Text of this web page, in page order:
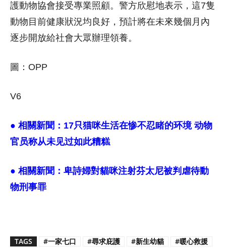
護動物協會接受專業照顧。警方欣慰地表示，這7隻
動物目前健康狀況均良好，預計將在未來幾個月內
逐步開放給社會大眾辦理領養。
圖：OPP
V6
● 相關新聞： 17只猫咪生活在惨不忍睹的环境 动物
官员称从未见过如此糟糕
● 相關新聞： 卑詩婦對貓咪注射芬太尼被判虐待動
物刑事罪
TAGS #一家七口 #尋求庇護 #新生幼貓
#暖心救援